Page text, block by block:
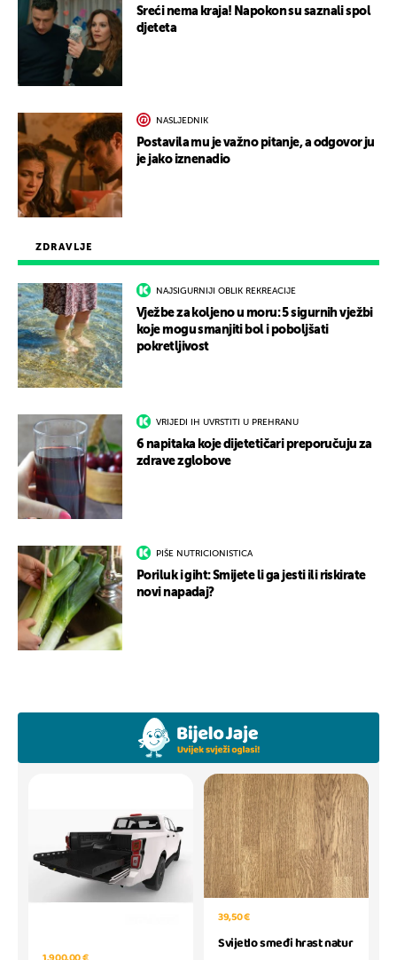
ZDRAVLJE
NAJSIGURNIJI OBLIK REKREACIJE
Vježbe za koljeno u moru: 5 sigurnih vježbi
koje mogu smanjiti bol i poboljšati
pokretljivost
VRIJEDI IH UVRSTITI U PREHRANU
6 napitaka koje dijetetičari preporučuju za
zdrave zglobove
PIŠE NUTRICIONISTICA
Poriluk i giht: Smijete li ga jesti ili riskirate
novi napadaj?
Sreći nema kraja! Napokon su saznali spol
djeteta
NASLJEDNIK
Postavila mu je važno pitanje, a odgovor ju
je jako iznenadio
39,50 €
Svijetlo smeđi hrast natur